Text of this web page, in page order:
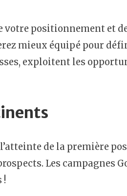
positionnement et
mieux équipé pour
exploitent les
de la première
Les campagnes
!